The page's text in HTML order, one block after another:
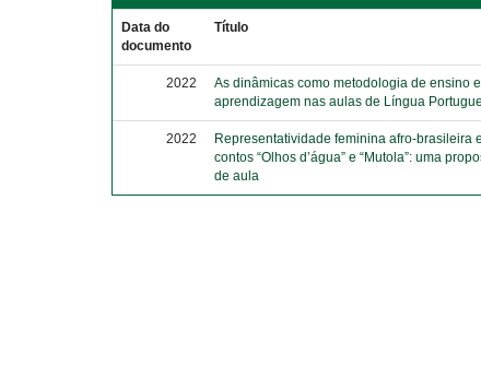
Data do
documento
Título
2022
As dinâmicas como metodologia de ensino e
aprendizagem nas aulas de Língua
2022
Representatividade feminina afro-brasileira
contos “Olhos d’água” e “Mutola”: uma
de aula